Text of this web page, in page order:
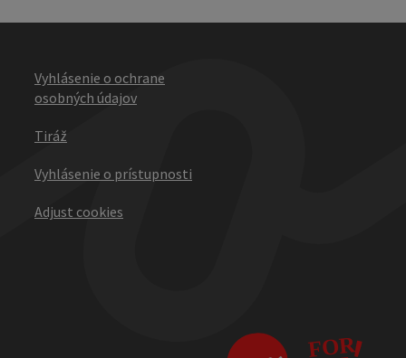
Vyhlásenie o ochrane
osobných údajov
Tiráž
Vyhlásenie o prístupnosti
Adjust cookies